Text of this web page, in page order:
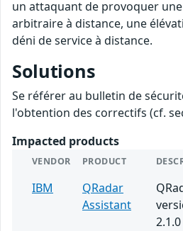
un attaquant de provoquer
arbitraire à distance, une
déni de service à distance.
Solutions
Se référer au bulletin de
l'obtention des correctifs (cf.
Impacted products
VENDOR PRODUCT
IBM
QRadar
Assistant
2.1.0